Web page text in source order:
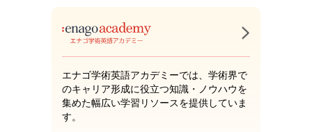
エナゴ学術英語アカデミーでは、学術界で
のキャリア形成に役立つ知識・ノウハウを
集めた幅広い学習リソースを提供していま
す。